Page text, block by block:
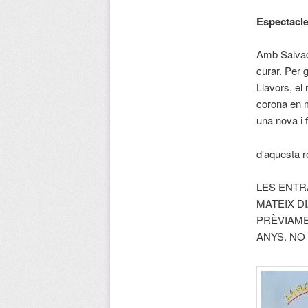
Amb
curar. Per
Llavors, el
corona en
una nova i
d’aquesta
LES
MATEIX
ANYS. NO